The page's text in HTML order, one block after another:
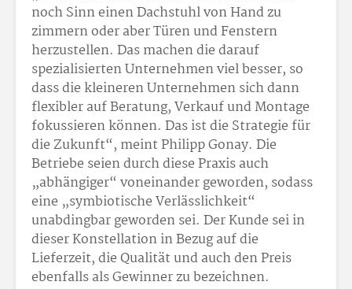
noch Sinn einen Dachstuhl von Hand zu
zimmern oder aber Türen und Fenstern
herzustellen. Das machen die darauf
spezialisierten Unternehmen viel besser, so
dass die kleineren Unternehmen sich dann
flexibler auf Beratung, Verkauf und Montage
fokussieren können. Das ist die Strategie für
die Zukunft“, meint Philipp Gonay. Die
Betriebe seien durch diese Praxis auch
„abhängiger“ voneinander geworden, sodass
eine „symbiotische Verlässlichkeit“
unabdingbar geworden sei. Der Kunde sei in
dieser Konstellation in Bezug auf die
Lieferzeit, die Qualität und auch den Preis
ebenfalls als Gewinner zu bezeichnen.